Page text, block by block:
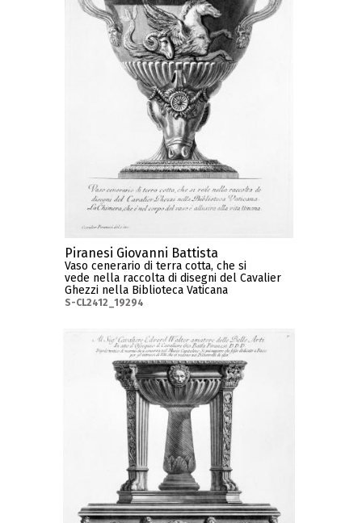
Piranesi Giovanni Battista
Vaso cenerario di terra cotta, che si
vede nella raccolta di disegni del Cavalier
Ghezzi nella Biblioteca Vaticana
S-CL2412_19294